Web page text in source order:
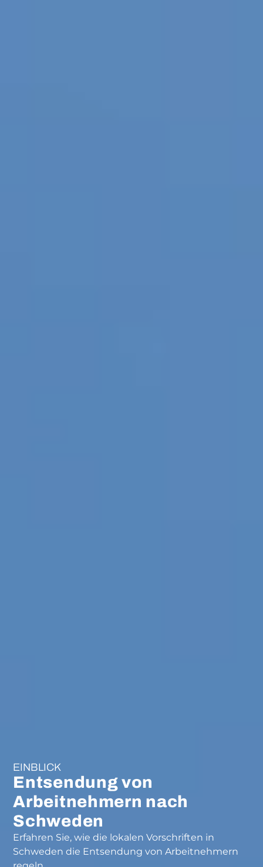
EINBLICK
Entsendung von
Arbeitnehmern nach
Schweden
Erfahren Sie, wie die lokalen Vorschriften in
Schweden die Entsendung von Arbeitnehmern